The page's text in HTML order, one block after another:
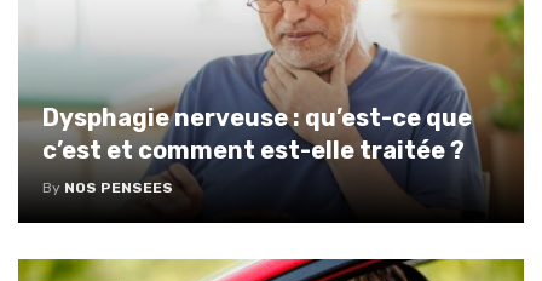
Dysphagie nerveuse : qu’est-ce que
c’est et comment est-elle traitée ?
By NOS PENSEES